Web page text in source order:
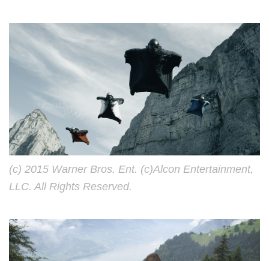
(c) 2015 Warner Bros. Ent. (c)Alcon Entertainment,
LLC. All Rights Reserved.